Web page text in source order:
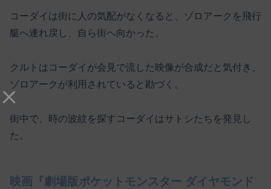
コーダイは街に人の気配がなくなると、ゾロアークを飛行
艇へ連れ戻し、自ら街へ向かった。
クルトはコーダイが会見で流した映像が合成だと気付き、
ゾロアークが利用されていると勘づく。
街中で、時の波紋を探すコーダイはサトシたちを発見し
た。
映画『劇場版ポケットモンスター ダイヤモンド